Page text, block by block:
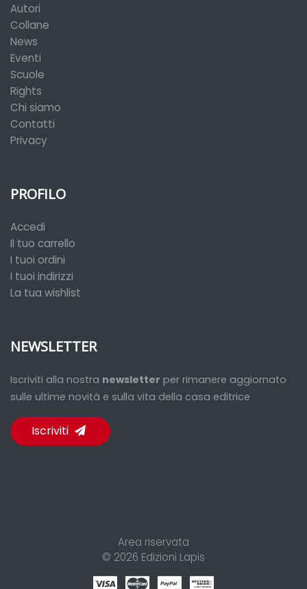
Autori
Collane
News
Eventi
Scuole
Rights
Chi siamo
Contatti
Privacy
PROFILO
Accedi
Il tuo carrello
I tuoi ordini
I tuoi indirizzi
La tua wishlist
NEWSLETTER
Iscriviti alla nostra newsletter per rimanere aggiornato
sulle ultime novità e sulla vita della casa editrice
Iscriviti
Area riservata
© 2026 Edizioni Lapis